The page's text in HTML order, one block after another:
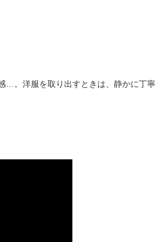
…。洋服を取り出すときは、静かに丁寧